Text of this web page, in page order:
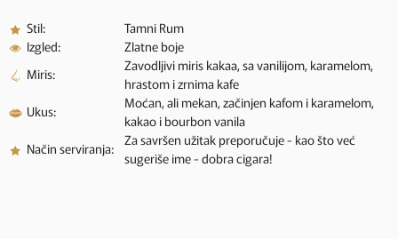
Stil:
Tamni Rum
Izgled:
Zlatne boje
Miris:
Zavodljivi miris kakaa, sa vanilijom, karamelom,
hrastom i zrnima kafe
Ukus:
Moćan, ali mekan, začinjen kafom i karamelom,
kakao i bourbon vanila
Način serviranja: Za savršen užitak preporučuje - kao što već
sugeriše ime - dobra cigara!